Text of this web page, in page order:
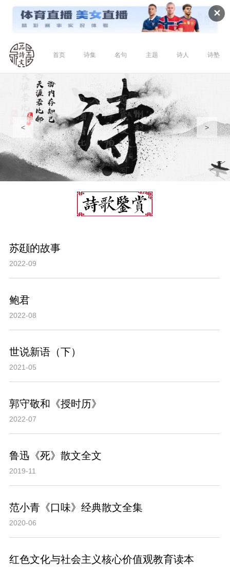
✕
首页 诗集 名句 主题 诗人 诗塾
< >
苏颋的故事
2022-09
鲍君
2022-08
世说新语（下）
2021-05
郭守敬和《授时历》
2022-07
鲁迅《死》散文全文
2019-11
范小青《口味》经典散文全集
2020-06
红色文化与社会主义核心价值观教育读本